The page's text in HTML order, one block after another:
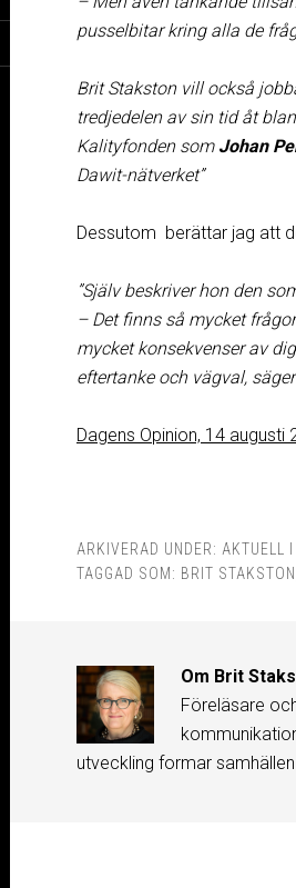
pusselbitar kring alla de
Brit Stakston vill också
tredjedelen av sin tid åt
Kalityfonden som Johan
Dawit-nätverket”
Dessutom berättar jag att
”Själv beskriver hon den
– Det finns så mycket
mycket konsekvenser av
eftertanke och vägval,
Dagens Opinion, 14 augusti
ARKIVERAD UNDER: AKTUELL
TAGGAD SOM: BRIT STAKSTON
Om Brit
Föreläsare
utveckling formar